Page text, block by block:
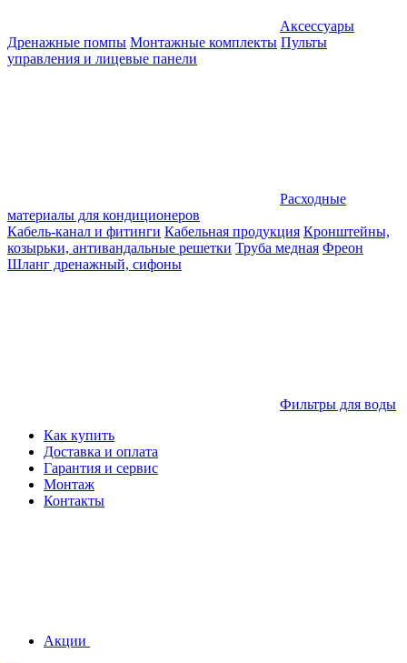
Аксессуары
Дренажные помпы Монтажные комплекты Пульты
управления и лицевые панели
Расходные
материалы для кондиционеров
Кабель-канал и фитинги Кабельная продукция Кронштейны,
козырьки, антивандальные решетки Труба медная Фреон
Шланг дренажный, сифоны
Фильтры для воды
Как купить
Доставка и оплата
Гарантия и сервис
Монтаж
Контакты
Акции